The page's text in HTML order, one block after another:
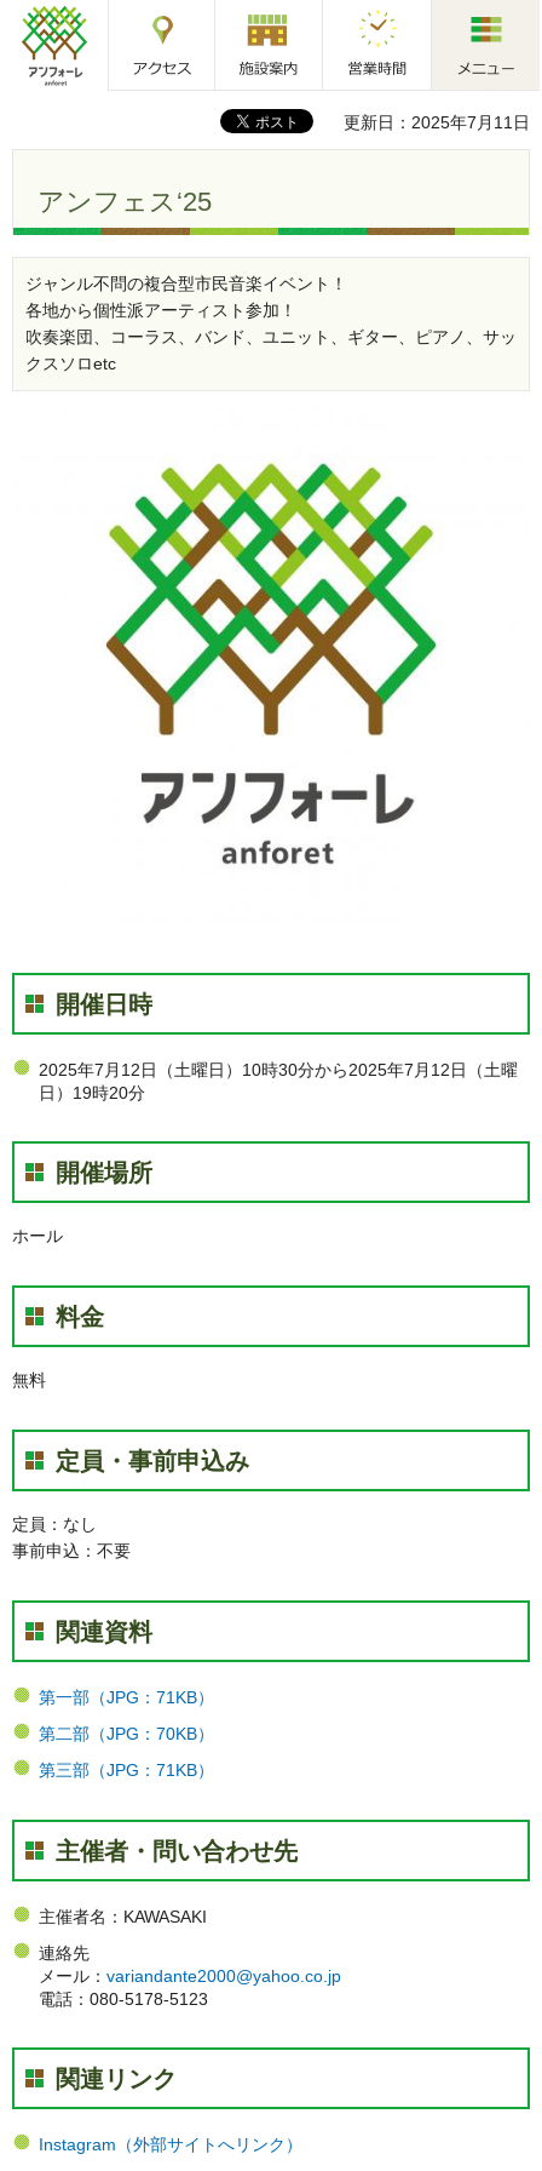
アンフォーレ 施設案内 営業時間
更新日：2025年7月11日
アンフェス‘25
ジャンル不問の複合型市民音楽イベント！
各地から個性派アーティスト参加！
吹奏楽団、コーラス、バンド、ユニット、ギター、ピアノ、サッ
クスソロetc
開催日時
2025年7月12日（土曜日）10時30分から2025年7月12日（土曜
日）19時20分
開催場所
ホール
料金
無料
定員・事前申込み
定員：なし
事前申込：不要
関連資料
第一部（JPG：71KB）
第二部（JPG：70KB）
第三部（JPG：71KB）
主催者・問い合わせ先
主催者名：KAWASAKI
連絡先
メール： variandante2000@yahoo.co.jp
電話：080-5178-5123
関連リンク
Instagram（外部サイトへリンク）